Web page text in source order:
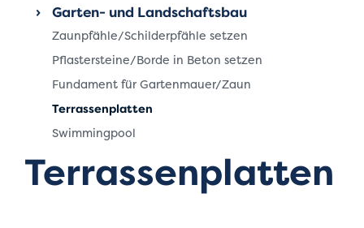
Garten- und Landschaftsbau
Zaunpfähle/Schilderpfähle setzen
Pflastersteine/Borde in Beton setzen
Fundament für Gartenmauer/Zaun
Terrassenplatten
Swimmingpool
Terrassenplatten